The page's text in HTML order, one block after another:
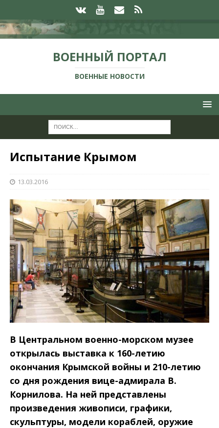
ВОЕННЫЙ ПОРТАЛ
ВОЕННЫЕ НОВОСТИ
Испытание Крымом
13.03.2016
В Центральном военно-морском музее
открылась выставка к 160-летию
окончания Крымской войны и 210-летию
со дня рождения вице-адмирала В.
Корнилова. На ней представлены
произведения живописи, графики,
скульптуры, модели кораблей, оружие